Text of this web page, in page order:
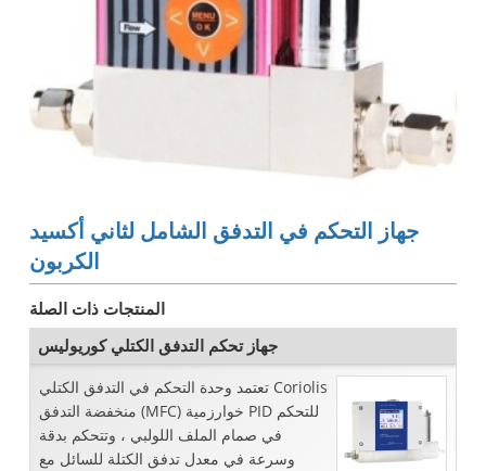
جهاز التحكم في التدفق الشامل لثاني أكسيد
الكربون
المنتجات ذات الصلة
جهاز تحكم التدفق الكتلي كوريوليس
تعتمد وحدة التحكم في التدفق الكتلي Coriolis
منخفضة التدفق (MFC) خوارزمية PID للتحكم
في صمام الملف اللولبي ، وتتحكم بدقة
وسرعة في معدل تدفق الكتلة للسائل مع